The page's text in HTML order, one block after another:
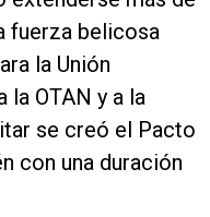
fuerza belicosa
la Unión
la OTAN y a la
se creó el Pacto
con una duración